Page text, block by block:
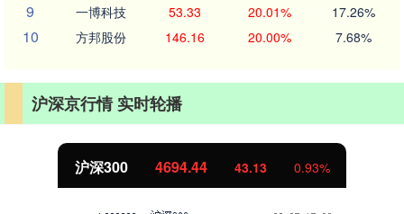
9 一博科技 53.33 20.01% 17.26%
10 方邦股份 146.16 20.00% 7.68%
沪深京行情 实时轮播
沪深300 4694.44 43.13 0.93%